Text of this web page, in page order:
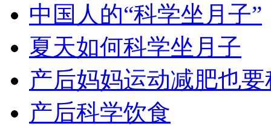
中国人的“科学坐月子”
夏天如何科学坐月子
产后妈妈运动减肥也
产后科学饮食